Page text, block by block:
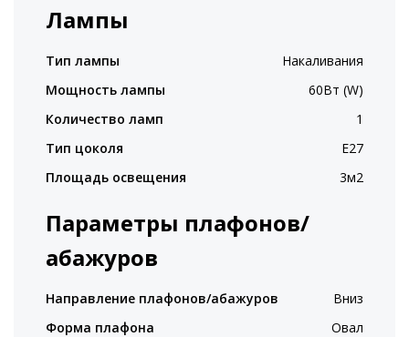
Лампы
Тип лампы
Накаливания
Мощность лампы
60Вт (W)
Количество ламп
1
Тип цоколя
E27
Площадь освещения
3м2
Параметры плафонов/
абажуров
Направление плафонов/абажуров
Вниз
Форма плафона
Овал